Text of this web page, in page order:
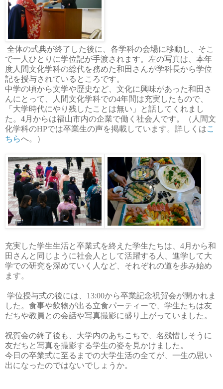
全体の式典が終了した後に、各学科の会場に移動し、そこ
で一人ひとりに学位記が手渡されます。左の写真は、本年
度 人間文化学科の総代を務めた和田さんが学科長から学位
記を授与されているところです。
中学の頃から文学や歴史など、文化に興味があった和田さ
んにとって、人間文化学科での4年間は充実したもので、
「大学時代にやり残したことは無い」と話してくれまし
た。 4月からは福山市内の企業で働く社会人です。
（人間文
化学科のHPでは卒業生の声を掲載しています。詳しくはこ
ちらへ。）
充実した学生生活と卒業式を終えた学生たちは、4月から和
田さんと同じように社会人として活躍する人、進学して大
学での研究を深めていく人など、それぞれの道を歩み始め
ます。
学位授与式の後には、 13:00から卒業記念祝賀会が開かれま
した。食事や飲物が出る立食パーティーで、学生たちは友
だちや教員との会話や写真撮影に盛り上がっていました。
祝賀会の終了後も、大学内のあちこちで、名残惜しそうに
友だちと写真を撮影する学生の姿を見かけました。
今日の卒業式に至るまでの大学生活の全てが、一生の思い
出になったのではないでしょうか。